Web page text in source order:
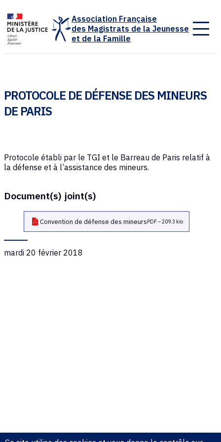
Association Française
des Magistrats de la Jeunesse
et de la Famille
PROTOCOLE DE DÉFENSE DES MINEURS
DE PARIS
Protocole établi par le TGI et le Barreau de Paris relatif à
la défense et à l’assistance des mineurs.
Document(s) joint(s)
Convention de défense des mineursPDF – 209.3 kio
mardi 20 février 2018